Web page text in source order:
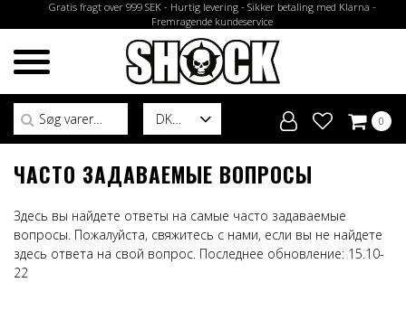
Gratis fragt over 999 SEK - Hurtig levering - Sikker betaling med Klarna -
Fremragende kundeservice
DK
Søg efter:
0
ЧАСТО ЗАДАВАЕМЫЕ ВОПРОСЫ
Здесь вы найдете ответы на самые часто задаваемые
вопросы. Пожалуйста, свяжитесь с нами, если вы не найдете
здесь ответа на свой вопрос. Последнее обновление: 15.10-
22